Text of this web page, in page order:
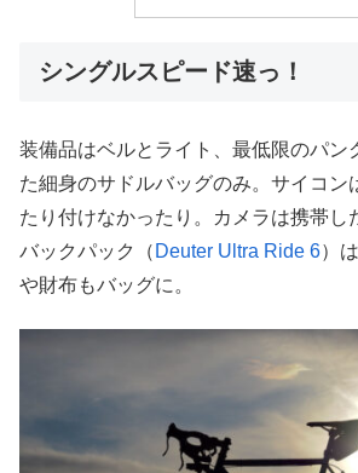
シングルスピード速っ！
装備品はベルとライト、最低限のパン
た細身のサドルバッグのみ。サイコン
たり付けなかったり。カメラは携帯し
バックパック（ Deuter Ultra Ride 6）
や財布もバッグに。